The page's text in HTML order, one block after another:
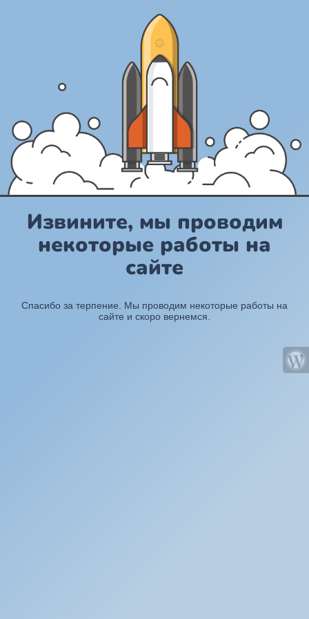
Извините, мы проводим
некоторые работы на
сайте
Спасибо за терпение. Мы проводим некоторые работы на
сайте и скоро вернемся.